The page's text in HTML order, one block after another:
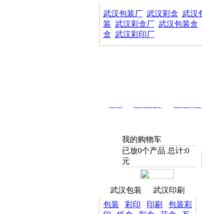
武汉包装厂 武汉彩盒 武汉
装 武汉彩盒厂 武汉包装盒
盒 武汉彩印厂
我的购物车
已放0个产品 总计:0
元
武汉包装
武汉印刷
包装
彩印 印刷
包装彩